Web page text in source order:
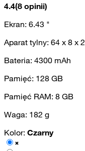
4.4(8 opinii)
Ekran: 6.43 "
Aparat tylny: 64 x 8 x 2
Bateria: 4300 mAh
Pamięć: 128 GB
Pamięć RAM: 8 GB
Waga: 182 g
Kolor: Czarny